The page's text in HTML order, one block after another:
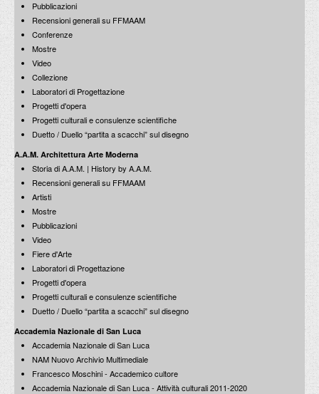
all'interno di Progetto T.E.S.I.
19 Maggio 2010
Antonella Agnoli + Marco Muscogiuri
Lectio magistralis all'interno di Progetto T.E.S.I.
2 Marzo 2010
Ruggero Pierantoni
Lectio Magistralis all'interno di Progetto T.E.S.I.
16 Dicembre 2009
Lectio Magistralis all'interno di Progetto T.E.S.I.
22 Ottobre 2008
Percorsi nel Moderno e nel Contemporaneo
Boetti, Burri, Cantafora, Carrino, Ceroli, D'Elia, De Santis, Di Stasio,
Gandolfi, Folci, Lisi, Lorenzetti, Montessori, …
5 Luglio 1991
Cerreto Sannita
Laboratorio di progettazione 1988
Kappa / A.A.M. / 1989
Cerreto Sannita - Laboratorio di Progettazione '88
Mostra riassuntiva
26 Gennaio 1990
Cerreto Sannita - Laboratorio di Progettazione '88
Mostra riassuntiva
26 Febbraio 1990
Pubblicazioni
Recensioni generali su FFMAAM
Conferenze
Mostre
Video
Collezione
Laboratori di Progettazione
Progetti d'opera
Progetti culturali e consulenze scientifiche
Duetto / Duello “partita a scacchi” sul disegno
A.A.M. Architettura Arte Moderna
Storia di A.A.M. | History by A.A.M.
Recensioni generali su FFMAAM
Artisti
Mostre
Pubblicazioni
Video
Fiere d'Arte
Laboratori di Progettazione
Progetti d'opera
Progetti culturali e consulenze scientifiche
Duetto / Duello “partita a scacchi” sul disegno
Accademia Nazionale di San Luca
Accademia Nazionale di San Luca
NAM Nuovo Archivio Multimediale
Francesco Moschini - Accademico cultore
Accademia Nazionale di San Luca - Attività culturali 2011-2020